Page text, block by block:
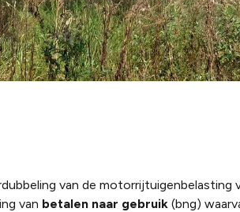
van de motorrijtuigenbelasting
van betalen naar gebruik(bng)